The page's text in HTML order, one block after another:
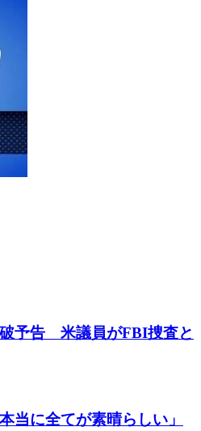
予告 米議員がFBI捜査と
当に全てが素晴らしい」